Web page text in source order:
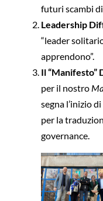
futuri scambi di
Leadership
“leader
apprendono”.
Il “Manifesto”
per il nostro
segna l’inizio
per la
governance.